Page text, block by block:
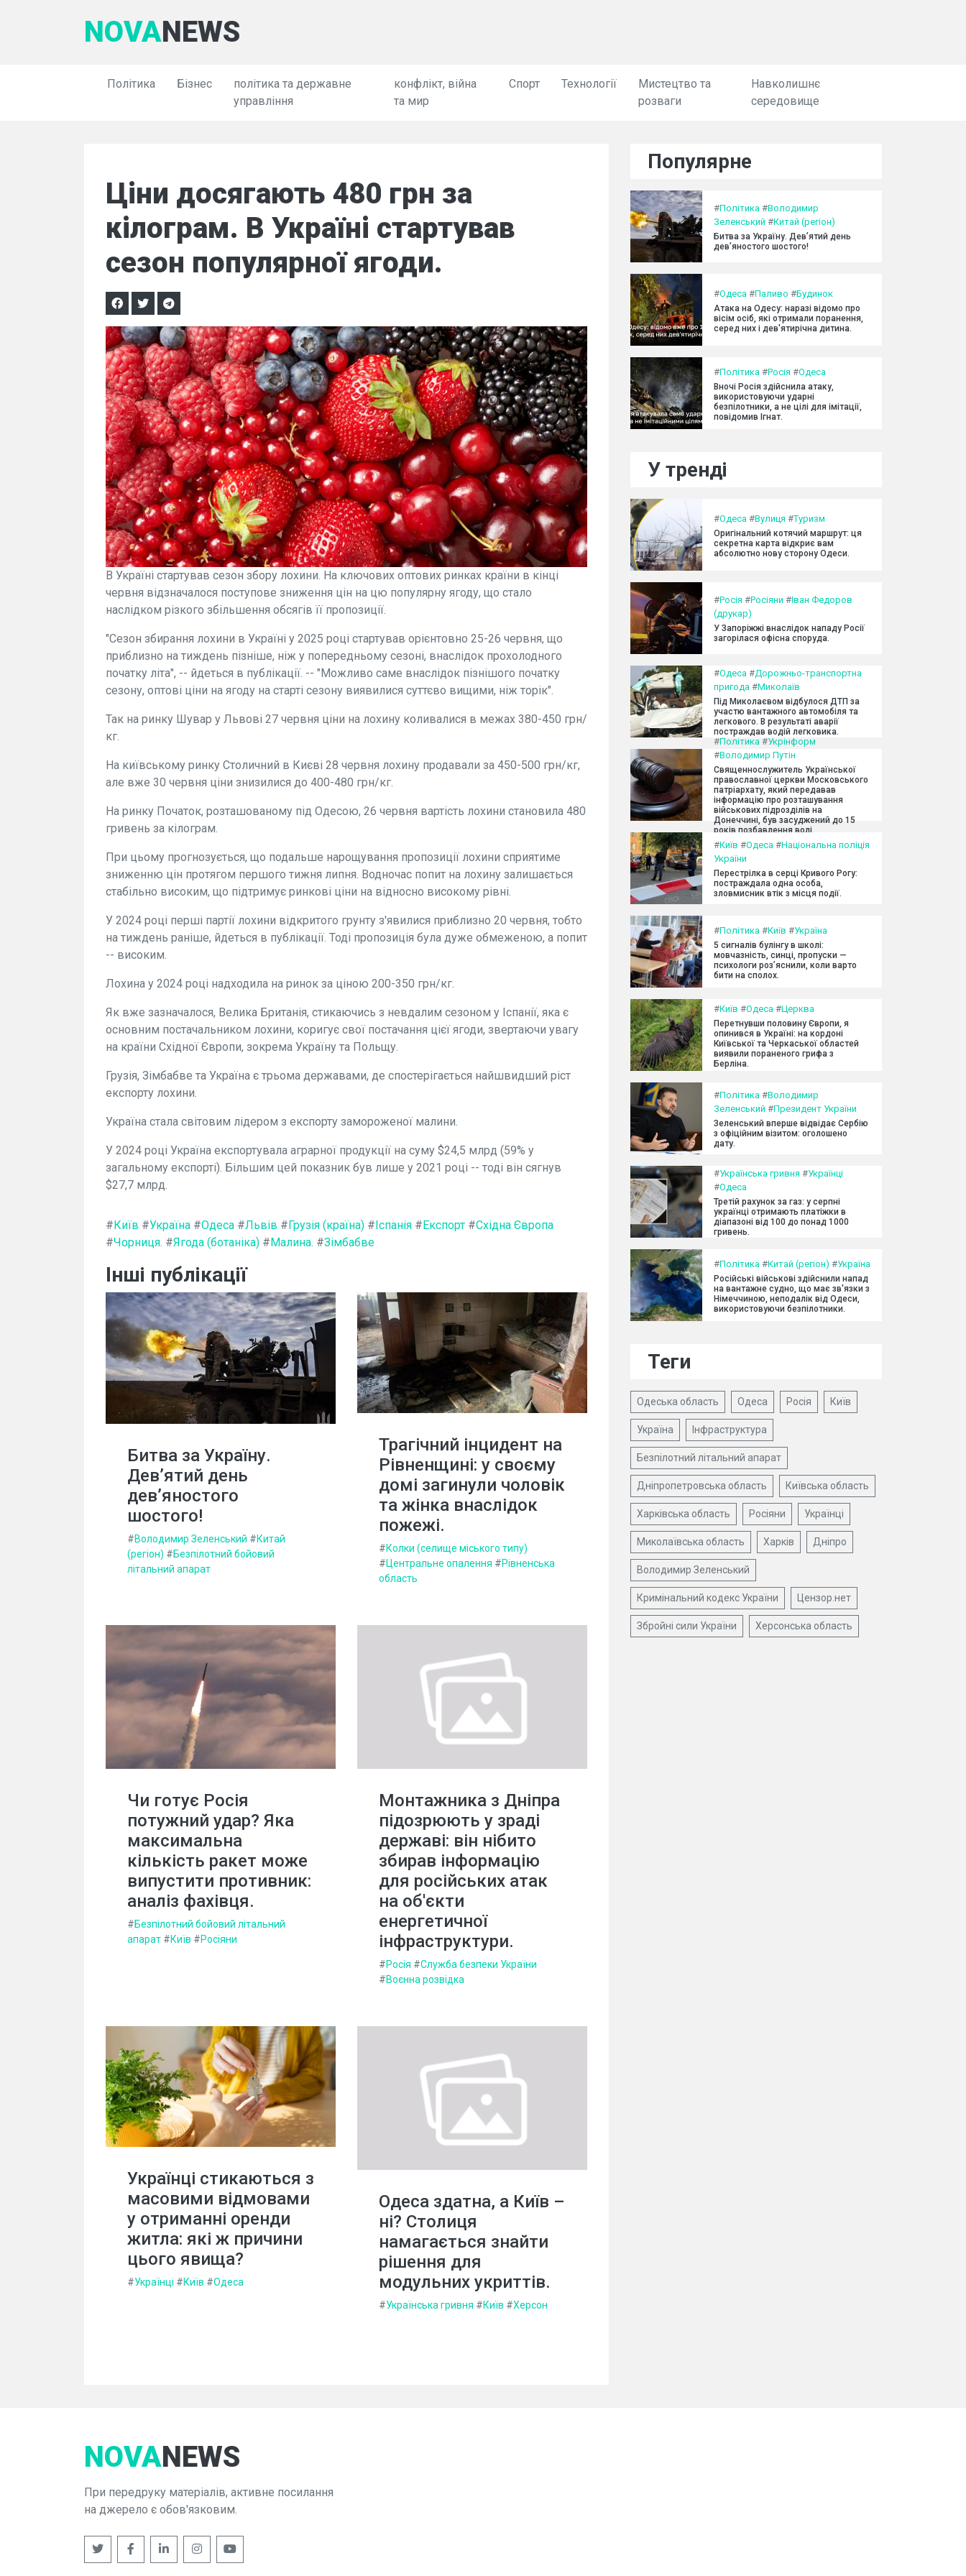
NOVANEWS
Політика Бізнес
політика та державне
управління
конфлікт, війна
та мир
Спорт Технології
Мистецтво та
розваги
Навколишнє
середовище
Ціни досягають 480 грн за
кілограм. В Україні стартував
сезон популярної ягоди.
В Україні стартував сезон збору лохини. На ключових оптових ринках країни в кінці
червня відзначалося поступове зниження цін на цю популярну ягоду, що стало
наслідком різкого збільшення обсягів її пропозиції.
"Сезон збирання лохини в Україні у 2025 році стартував орієнтовно 25-26 червня, що
приблизно на тиждень пізніше, ніж у попередньому сезоні, внаслідок прохолодного
початку літа", -- йдеться в публікації. -- "Можливо саме внаслідок пізнішого початку
сезону, оптові ціни на ягоду на старті сезону виявилися суттєво вищими, ніж торік".
Так на ринку Шувар у Львові 27 червня ціни на лохину коливалися в межах 380-450 грн/
кг.
На київському ринку Столичний в Києві 28 червня лохину продавали за 450-500 грн/кг,
але вже 30 червня ціни знизилися до 400-480 грн/кг.
На ринку Початок, розташованому під Одесою, 26 червня вартість лохини становила 480
гривень за кілограм.
При цьому прогнозується, що подальше нарощування пропозиції лохини сприятиме
зниженню цін протягом першого тижня липня. Водночас попит на лохину залишається
стабільно високим, що підтримує ринкові ціни на відносно високому рівні.
У 2024 році перші партії лохини відкритого грунту з'явилися приблизно 20 червня, тобто
на тиждень раніше, йдеться в публікації. Тоді пропозиція була дуже обмеженою, а попит
-- високим.
Лохина у 2024 році надходила на ринок за ціною 200-350 грн/кг.
Як вже зазначалося, Велика Британія, стикаючись з невдалим сезоном у Іспанії, яка є
основним постачальником лохини, коригує свої постачання цієї ягоди, звертаючи увагу
на країни Східної Європи, зокрема Україну та Польщу.
Грузія, Зімбабве та Україна є трьома державами, де спостерігається найшвидший ріст
експорту лохини.
Україна стала світовим лідером з експорту замороженої малини.
У 2024 році Україна експортувала аграрної продукції на суму $24,5 млрд (59% у
загальному експорті). Більшим цей показник був лише у 2021 році -- тоді він сягнув
$27,7 млрд.
#Київ #Україна #Одеса #Львів #Грузія (країна) #Іспанія #Експорт #Східна Європа
#Чорниця. #Ягода (ботаніка) #Малина. #Зімбабве
Інші публікації
Битва за Україну.
Дев’ятий день
дев’яностого
шостого!
#Володимир Зеленський #Китай
(регіон) #Безпілотний бойовий
літальний апарат
Трагічний інцидент на
Рівненщині: у своєму
домі загинули чоловік
та жінка внаслідок
пожежі.
#Колки (селище міського типу)
#Центральне опалення #Рівненська
область
Чи готує Росія
потужний удар? Яка
максимальна
кількість ракет може
випустити противник:
аналіз фахівця.
#Безпілотний бойовий літальний
апарат #Київ #Росіяни
Монтажника з Дніпра
підозрюють у зраді
державі: він нібито
збирав інформацію
для російських атак
на об'єкти
енергетичної
інфраструктури.
#Росія #Служба безпеки України
#Воєнна розвідка
Українці стикаються з
масовими відмовами
у отриманні оренди
житла: які ж причини
цього явища?
#Українці #Київ #Одеса
Одеса здатна, а Київ –
ні? Столиця
намагається знайти
рішення для
модульних укриттів.
#Українська гривня #Київ #Херсон
Популярне
#Політика #Володимир
Зеленський #Китай (регіон)
Битва за Україну. Дев’ятий день
дев’яностого шостого!
#Одеса #Паливо #Будинок
Атака на Одесу: наразі відомо про
вісім осіб, які отримали поранення,
серед них і дев'ятирічна дитина.
#Політика #Росія #Одеса
Вночі Росія здійснила атаку,
використовуючи ударні
безпілотники, а не цілі для імітації,
повідомив Ігнат.
У тренді
#Одеса #Вулиця #Туризм
Оригінальний котячий маршрут: ця
секретна карта відкриє вам
абсолютно нову сторону Одеси.
#Росія #Росіяни #Іван Федоров
(друкар)
У Запоріжжі внаслідок нападу Росії
загорілася офісна споруда.
#Одеса #Дорожньо-транспортна
пригода #Миколаїв
Під Миколаєвом відбулося ДТП за
участю вантажного автомобіля та
легкового. В результаті аварії
постраждав водій легковика.
#Політика #Укрінформ
#Володимир Путін
Священнослужитель Української
православної церкви Московського
патріархату, який передавав
інформацію про розташування
військових підрозділів на
Донеччині, був засуджений до 15
років позбавлення волі.
#Київ #Одеса #Національна поліція
України
Перестрілка в серці Кривого Рогу:
постраждала одна особа,
зловмисник втік з місця події.
#Політика #Київ #Україна
5 сигналів булінгу в школі:
мовчазність, синці, пропуски —
психологи роз’яснили, коли варто
бити на сполох.
#Київ #Одеса #Церква
Перетнувши половину Європи, я
опинився в Україні: на кордоні
Київської та Черкаської областей
виявили пораненого грифа з
Берліна.
#Політика #Володимир
Зеленський #Президент України
Зеленський вперше відвідає Сербію
з офіційним візитом: оголошено
дату.
#Українська гривня #Українці
#Одеса
Третій рахунок за газ: у серпні
українці отримають платіжки в
діапазоні від 100 до понад 1000
гривень.
#Політика #Китай (регіон) #Україна
Російські військові здійснили напад
на вантажне судно, що має зв'язки з
Німеччиною, неподалік від Одеси,
використовуючи безпілотники.
Теги
Одеська область Одеса Росія Київ
Україна Інфраструктура
Безпілотний літальний апарат
Дніпропетровська область Київська область
Харківська область Росіяни Українці
Миколаївська область Харків Дніпро
Володимир Зеленський
Кримінальний кодекс України Цензор.нет
Збройні сили України Херсонська область
NOVANEWS
При передруку матеріалів, активне посилання
на джерело є обов'язковим.